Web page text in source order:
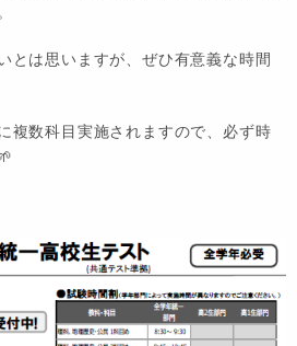
とは思いますが、ぜひ有意義な時間
複数科目実施されますので、必ず時